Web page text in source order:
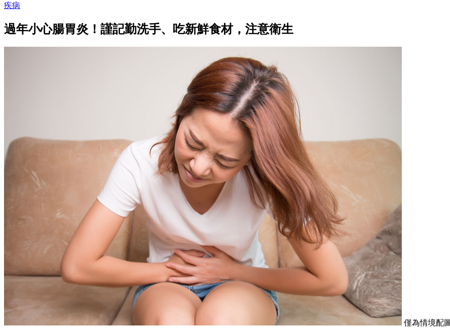
疾病
過年小心腸胃炎！謹記勤洗手、吃新鮮食材，注意衛生
僅為情境配